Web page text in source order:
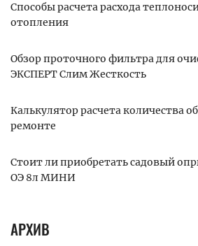
Способы расчета расхода
отопления
Обзор проточного фильтра для
ЭКСПЕРТ Слим Жесткость
Калькулятор расчета количества
ремонте
Стоит ли приобретать садовый
ОЭ 8л МИНИ
АРХИВ